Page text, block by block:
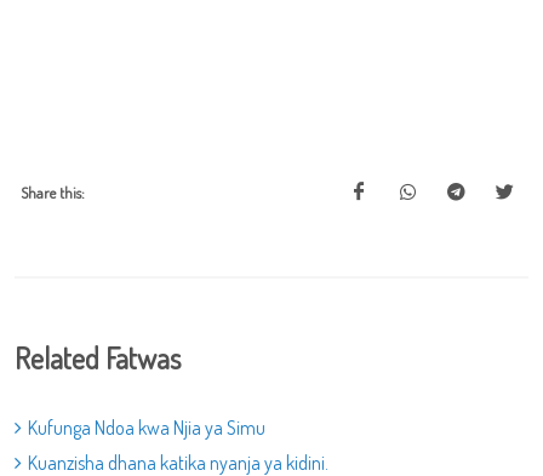
Share this:
Related Fatwas
Kufunga Ndoa kwa Njia ya Simu
Kuanzisha dhana katika nyanja ya kidini.